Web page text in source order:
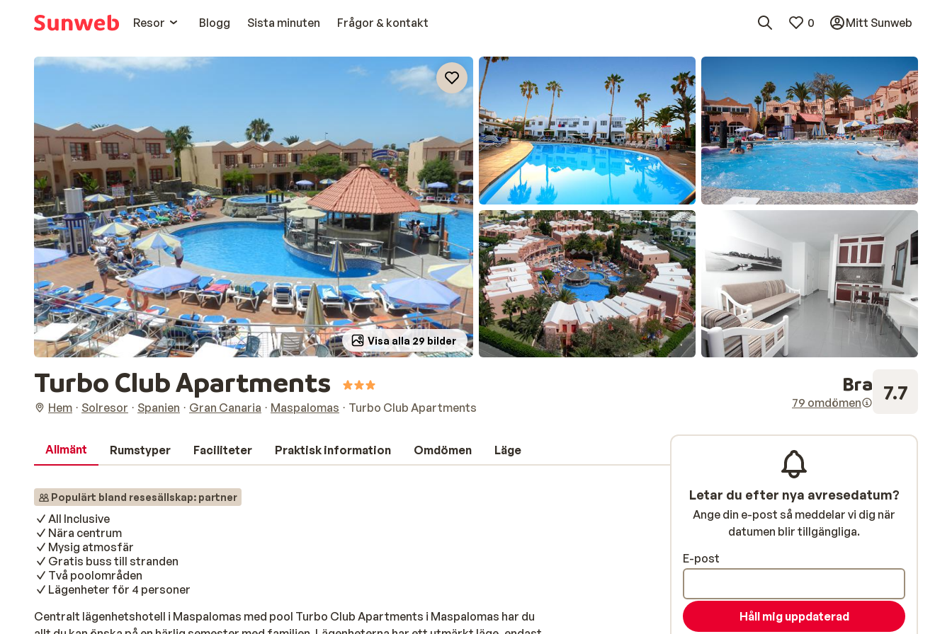
Resor
Blogg Sista minuten Frågor & kontakt 0 Mitt Sunweb
Visa alla 29 bilder
Turbo Club Apartments
Hem Solresor Spanien Gran Canaria Maspalomas Turbo Club Apartments
Bra
79 omdömen 7.7
Allmänt Rumstyper Faciliteter Praktisk information Omdömen Läge
Populärt bland resesällskap: partner
All Inclusive
Nära centrum
Mysig atmosfär
Gratis buss till stranden
Två poolområden
Lägenheter för 4 personer
Centralt lägenhetshotell i Maspalomas med pool Turbo Club Apartments i Maspalomas har du
Letar du efter nya avresedatum?
Ange din e-post så meddelar vi dig när
datumen blir tillgängliga.
E-post
Håll mig uppdaterad